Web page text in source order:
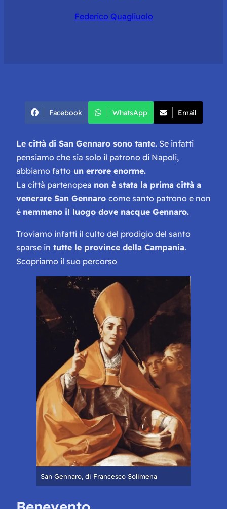
Federico Quagliuolo
Facebook WhatsApp Email
Le città di San Gennaro sono tante. Se infatti
pensiamo che sia solo il patrono di Napoli,
abbiamo fatto un errore enorme.
La città partenopea non è stata la prima città a
venerare San Gennaro come santo patrono e non
è nemmeno il luogo dove nacque Gennaro.
Troviamo infatti il culto del prodigio del santo
sparse in tutte le province della Campania.
Scopriamo il suo percorso
San Gennaro, di Francesco Solimena